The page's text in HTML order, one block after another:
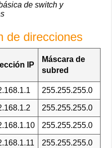
de switch y
de direcciones
IP
Máscara de
subred
255.255.255.0
255.255.255.0
255.255.255.0
255.255.255.0